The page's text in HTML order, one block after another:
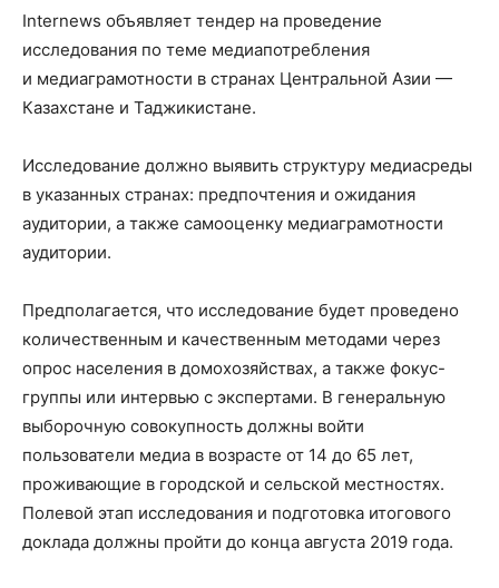
Intеrnews объявляет тендер на проведение
исследования по теме медиапотребления
и медиаграмотности в странах Центральной Азии —
Казахстане и Таджикистане.
Исследование должно выявить структуру медиасреды
в указанных странах: предпочтения и ожидания
аудитории, а также самооценку медиаграмотности
аудитории.
Предполагается, что исследование будет проведено
количественным и качественным методами через
опрос населения в домохозяйствах, а также фокус-
группы или интервью с экспертами. В генеральную
выборочную совокупность должны войти
пользователи медиа в возрасте от 14 до 65 лет,
проживающие в городской и сельской местностях.
Полевой этап исследования и подготовка итогового
доклада должны пройти до конца августа 2019 года.